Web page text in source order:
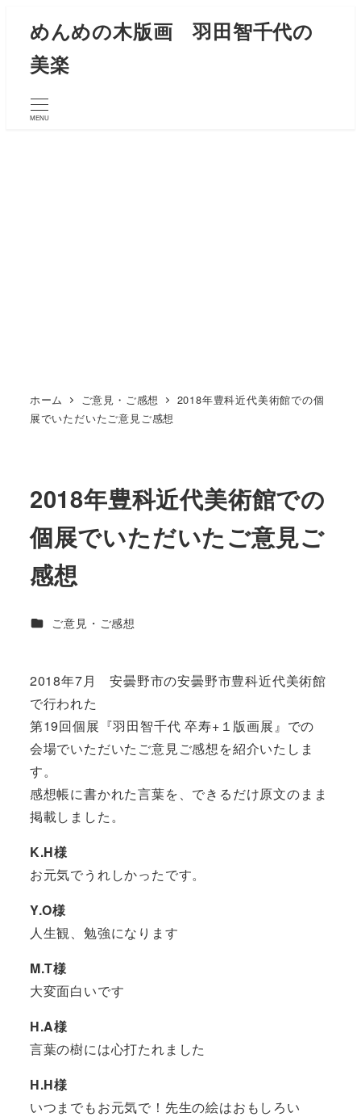
めんめの木版画 羽田智千代の
美楽
MENU
ホーム ご意見・ご感想
2018年豊科近代美術館での個
展でいただいたご意見ご感想
2018年豊科近代美術館での
個展でいただいたご意見ご
感想
カテゴリー
ご意見・ご感想
2018年7月 安曇野市の安曇野市豊科近代美術館
で行われた
第19回個展『羽田智千代 卒寿+１版画展』での
会場でいただいたご意見ご感想を紹介いたしま
す。
感想帳に書かれた言葉を、できるだけ原文のまま
掲載しました。
K.H様
お元気でうれしかったです。
Y.O様
人生観、勉強になります
M.T様
大変面白いです
H.A様
言葉の樹には心打たれました
H.H様
いつまでもお元気で！先生の絵はおもしろい